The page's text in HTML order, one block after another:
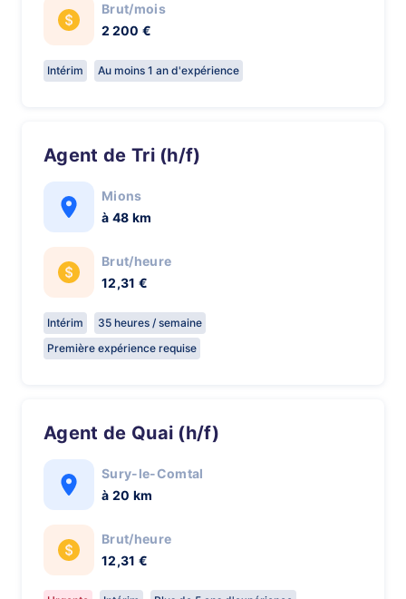
Brut/mois
2 200 €
Intérim Au moins 1 an d'expérience
Agent de Tri (h/f)
Mions
à 48 km
Brut/heure
12,31 €
Intérim
35 heures / semaine
Première expérience requise
Agent de Quai (h/f)
Sury-le-Comtal
à 20 km
Brut/heure
12,31 €